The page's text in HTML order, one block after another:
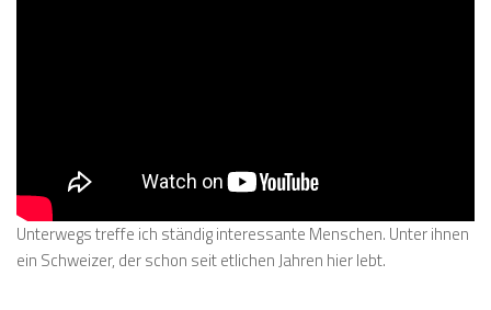
Unterwegs treffe ich ständig interessante Menschen. Unter ihnen
ein Schweizer, der schon seit etlichen Jahren hier lebt.